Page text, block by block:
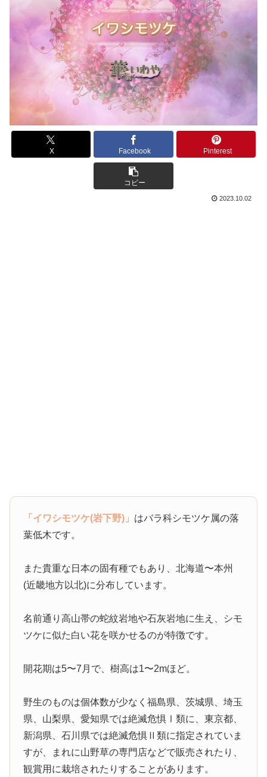
X Facebook Pinterest
コピー
2023.10.02
「イワシモツケ(岩下野)」 はバラ科シモツケ属の落
葉低木です。
また貴重な日本の固有種でもあり、北海道〜本州
(近畿地方以北)に分布しています。
名前通り高山帯の蛇紋岩地や石灰岩地に生え、シモ
ツケに似た白い花を咲かせるのが特徴です。
開花期は5〜7月で、樹高は1〜2mほど。
野生のものは個体数が少なく福島県、茨城県、埼玉
県、山梨県、愛知県では絶滅危惧Ⅰ類に、東京都、
新潟県、石川県では絶滅危惧Ⅱ類に指定されていま
すが、まれに山野草の専門店などで販売されたり、
観賞用に栽培されたりすることがあります。